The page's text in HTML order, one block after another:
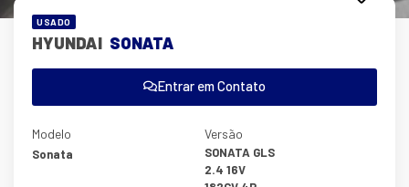
USADO
HYUNDAI SONATA
Entrar em Contato
Modelo
Sonata
Versão
SONATA GLS
2.4 16V